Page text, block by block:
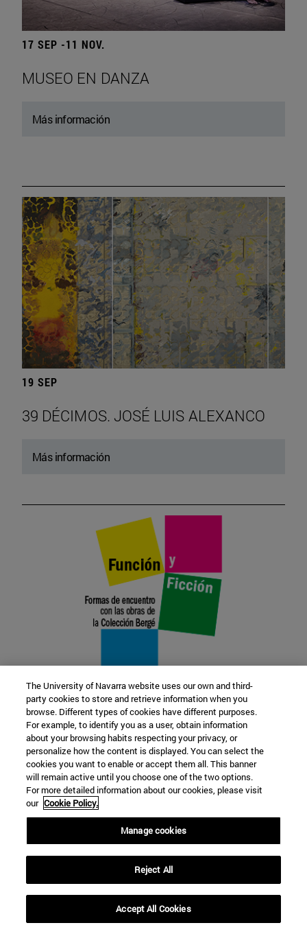
17 SEP -11 NOV.
MUSEO EN DANZA
Más información
19 SEP
39 DÉCIMOS. JOSÉ LUIS ALEXANCO
Más información
22 SEP
FUNCIÓN Y FICCIÓN. Varios artistas
Más información
The University of Navarra website uses our own and third-
party cookies to store and retrieve information when you
browse. Different types of cookies have different purposes.
For example, to identify you as a user, obtain information
about your browsing habits respecting your privacy, or
personalize how the content is displayed. You can select the
cookies you want to enable or accept them all. This banner
will remain active until you choose one of the two options.
For more detailed information about our cookies, please visit
our Cookie Policy.
Manage cookies
Reject All
Accept All Cookies